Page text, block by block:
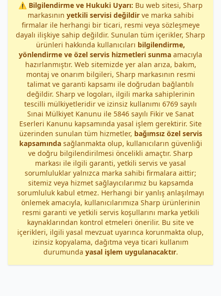
⚠️ Bilgilendirme ve Hukuki Uyarı: Bu web sitesi, Sharp
markasının yetkili servisi değildirve marka sahibi
firmalar ile herhangi bir ticari, resmi veya sözleşmeye
dayalı ilişkiye sahip değildir. Sunulan tüm içerikler, Sharp
ürünleri hakkında kullanıcıları bilgilendirme,
yönlendirme ve özel servis hizmetleri sunma amacıyla
hazırlanmıştır. Web sitemizde yer alan arıza, bakım,
montaj ve onarım bilgileri, Sharp markasının resmi
talimat ve garanti kapsamı ile doğrudan bağlantılı
değildir. Sharp ve logoları, ilgili marka sahiplerinin
tescilli mülkiyetleridir ve izinsiz kullanımı 6769 sayılı
Sınai Mülkiyet Kanunu ile 5846 sayılı Fikir ve Sanat
Eserleri Kanunu kapsamında yasal işlem gerektirir. Site
üzerinden sunulan tüm hizmetler, bağımsız özel servis
kapsamındasağlanmakta olup, kullanıcıların güvenliği
ve doğru bilgilendirilmesi öncelikli amaçtır. Sharp
markası ile ilgili garanti, yetkili servis ve yasal
sorumluluklar yalnızca marka sahibi firmalara aittir;
sitemiz veya hizmet sağlayıcılarımız bu kapsamda
sorumluluk kabul etmez. Herhangi bir yanlış anlaşılmayı
önlemek amacıyla, kullanıcılarımıza Sharp ürünlerinin
resmi garanti ve yetkili servis koşullarını marka yetkili
kaynaklarından kontrol etmeleri önerilir. Bu site ve
içerikleri, ilgili yasal mevzuat uyarınca korunmakta olup,
izinsiz kopyalama, dağıtma veya ticari kullanım
durumunda yasal işlem uygulanacaktır.